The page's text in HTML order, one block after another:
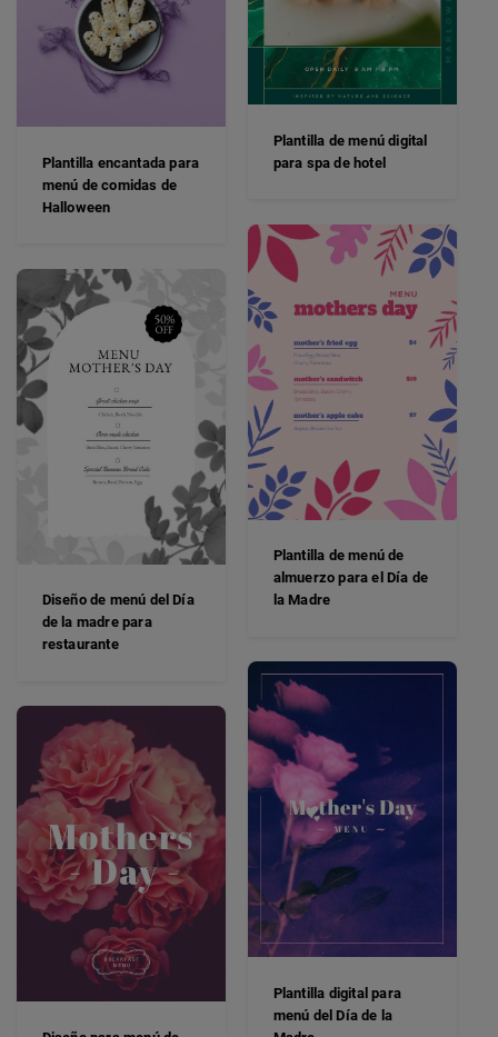
Plantilla de menú digital
para spa de hotel
Plantilla encantada para
menú de comidas de
Halloween
Plantilla de menú de
almuerzo para el Día de
la Madre
Diseño de menú del Día
de la madre para
restaurante
Plantilla digital para
menú del Día de la